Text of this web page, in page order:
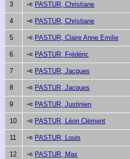
3 PASTUR, Christiane
4 PASTUR, Christiane
5 PASTUR, Claire Anne Emilie
6 PASTUR, Frédéric
7 PASTUR, Jacques
8 PASTUR, Jacques
9 PASTUR, Justinien
10 PASTUR, Léon Clément
11 PASTUR, Louis
12 PASTUR, Max